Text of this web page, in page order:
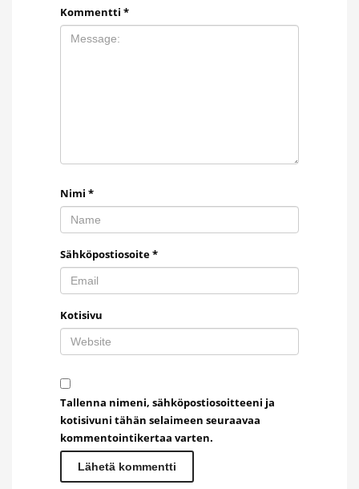
Kommentti *
Nimi *
Sähköpostiosoite*
Kotisivu
Tallenna nimeni, sähköpostiosoitteeni ja
kotisivuni tähän selaimeen seuraavaa
kommentointikertaa varten.